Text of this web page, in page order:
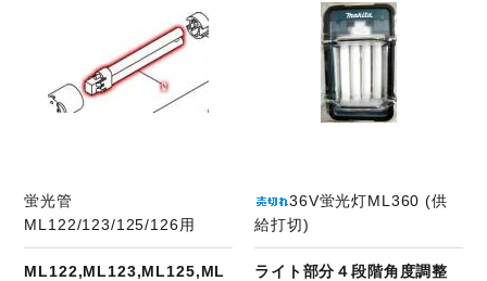
蛍光管
ML122/123/125/126用
ML122,ML123,ML125,ML
36V蛍光灯ML360 (供
給打切)
ライト部分４段階角度調整